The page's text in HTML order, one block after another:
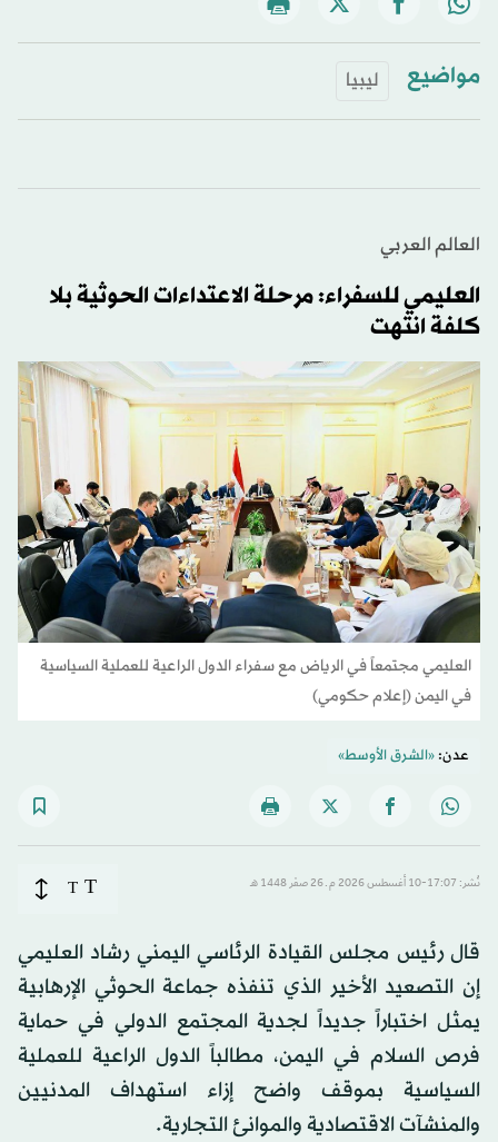
مواضيع ليبيا
العالم العربي
العليمي للسفراء: مرحلة الاعتداءات الحوثية بلا
كلفة انتهت
العليمي مجتمعاً في الرياض مع سفراء الدول الراعية للعملية السياسية
في اليمن (إعلام حكومي)
عدن:«الشرق الأوسط»
نُشر: 17:07-10 أغسطس 2026 م ـ 26 صفَر 1448 هـ T
T
قال رئيس مجلس القيادة الرئاسي اليمني رشاد العليمي
إن التصعيد الأخير الذي تنفذه جماعة الحوثي الإرهابية
يمثل اختباراً جديداً لجدية المجتمع الدولي في حماية
فرص السلام في اليمن، مطالباً الدول الراعية للعملية
السياسية بموقف واضح إزاء استهداف المدنيين
والمنشآت الاقتصادية والموانئ التجارية.